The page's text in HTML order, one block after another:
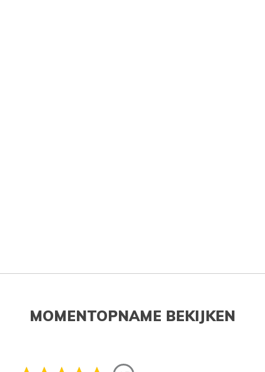
MOMENTOPNAME BEKIJKEN